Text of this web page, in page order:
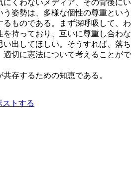
くわないメディア、その背後にい
姿勢は、多様な個性の尊重という
ものである。まず深呼吸して、わ
持っており、互いに尊重し合わな
い出してほしい。そうすれば、落ち
適切に憲法について考えることがで
存するための知恵である。
ストする